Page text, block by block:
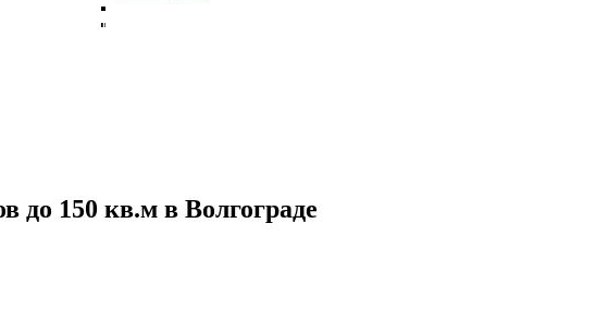
Получите бесплатный расчет сметы исходя из вашего бюджета!
до 150 кв.м в Волгограде